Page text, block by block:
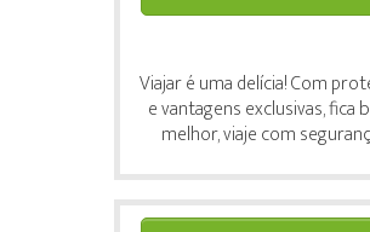
Viajar é uma delícia! Com
e vantagens exclusivas, fica
melhor, viaje com